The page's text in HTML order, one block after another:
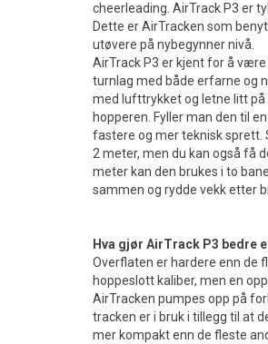
cheerleading. AirTrack P3 er
Dette er AirTracken som
utøvere på nybegynner nivå.
AirTrack P3 er kjent for å
turnlag med både erfarne og
med lufttrykket og letne litt
hopperen. Fyller man den til
fastere og mer teknisk sprett.
2 meter, men du kan også få
meter kan den brukes i to
sammen og rydde vekk etter
Hva gjør AirTrack P3 bedre
Overflaten er hardere enn de
hoppeslott kaliber, men en
AirTracken pumpes opp på
tracken er i bruk i tillegg til at
mer kompakt enn de fleste